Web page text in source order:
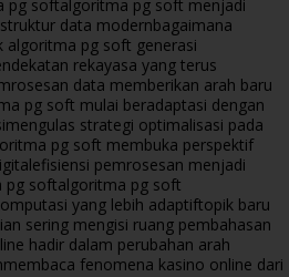
pg softalgoritma pg soft menjadi
data modernbagaimana
pg soft generasi
rekayasa yang terus
data memberikan arah baru
pg soft mulai beradaptasi dengan
mengulas strategi optimalisasi pada
pg soft membuka perspektif
efisiensi pemrosesan menjadi
pg softalgoritma pg soft
yang lebih adaptiftopik baru
sering mengisi ruang pembahasan
hadir dalam perubahan arah
membaca fenomena kasino online dari